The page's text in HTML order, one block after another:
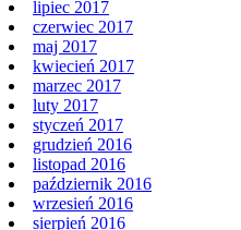
lipiec 2017
czerwiec 2017
maj 2017
kwiecień 2017
marzec 2017
luty 2017
styczeń 2017
grudzień 2016
listopad 2016
październik 2016
wrzesień 2016
sierpień 2016